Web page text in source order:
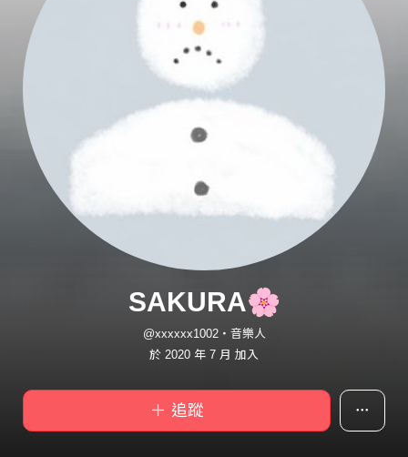
SAKURA🌸
@xxxxxx1002・音樂人
於 2020 年 7 月 加入
＋ 追蹤